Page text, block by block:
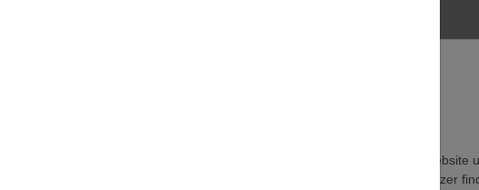
Einige von diesen sind essenziell, während andere uns helfen, diese Website
zu den von uns verwendeten Cookies und Ihren Rechten als Nutzer